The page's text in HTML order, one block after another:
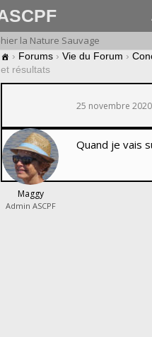
la Nature Sauvage
› Forums › Vie du Forum ›
et résultats
25 novembre
Maggy
Admin ASCPF
Quand je vais